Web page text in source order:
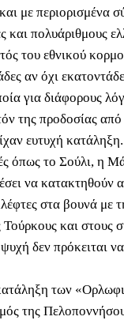
με περιορισμένα
και πολυάριθμους
του εθνικού
αν όχι
για διάφορους
της προδοσίας από
ευτυχή κατάληξη.
όπως το Σούλι, η
να κατακτηθούν
στα βουνά με
και στους
δεν πρόκειται
των
της